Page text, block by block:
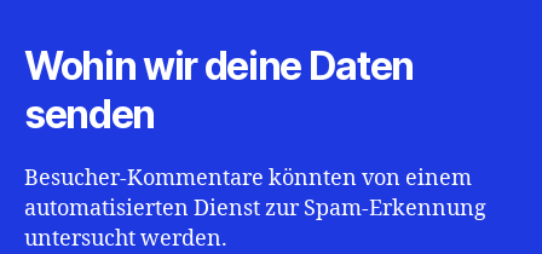
Wohin wir deine Daten
senden
Besucher-Kommentare könnten von einem
automatisierten Dienst zur Spam-Erkennung
untersucht werden.